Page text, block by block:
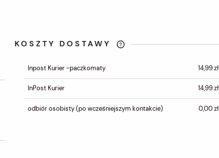
KOSZTY DOSTAWY
CENA NIE ZAWIERA
Inpost Kurier -paczkomaty 14,99 zł
InPost Kurier 14,99 zł
odbiór osobisty(po wcześniejszym kontakcie) 0,00 zł